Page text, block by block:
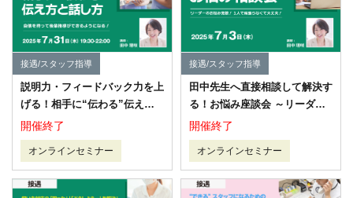
接遇/スタッフ指導
説明力・フィードバック力を上
げる！相手に“伝わる”伝え方
と話し方
オンラインセミナー
開催終了
接遇/スタッフ指導
田中先生へ直接相談して解決す
る！お悩み座談会 ～リーダー
のお悩み発散！1人で頑張らな
くて大丈夫！～
オンラインセミナー
開催終了